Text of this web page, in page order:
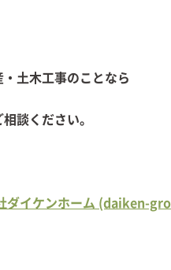
土木工事のことなら
談ください。
ダイケンホーム (daiken-